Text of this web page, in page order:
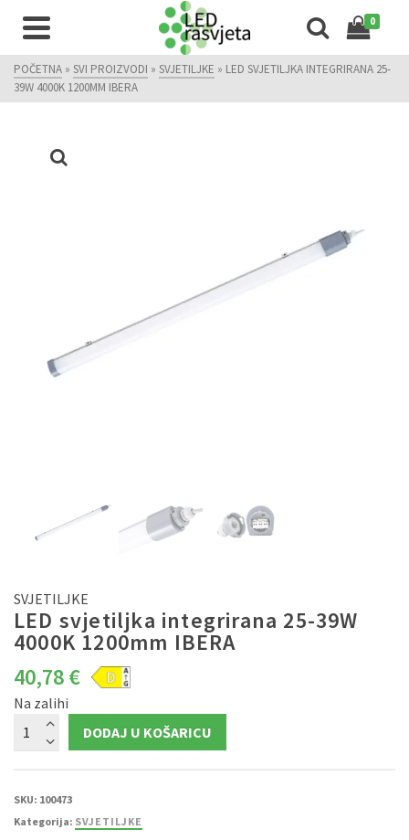
0
POČETNA » SVI PROIZVODI » SVJETILJKE » LED SVJETILJKA INTEGRIRANA 25-
39W 4000K 1200MM IBERA
SVJETILJKE
LED svjetiljka integrirana 25-39W
4000K 1200mm IBERA
40,78€
Na zalihi
svjetiljka
integrirana
1200mm
IBERA
količina
DODAJ U KOŠARICU
SKU: 100473
Kategorija: SVJETILJKE